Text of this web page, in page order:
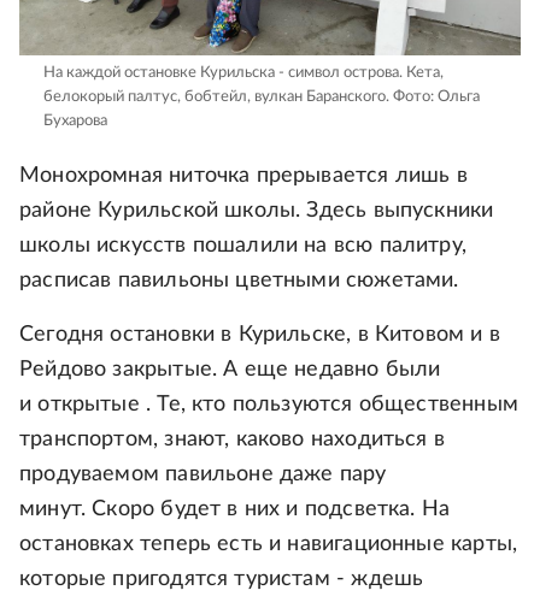
На каждой остановке Курильска - символ острова. Кета,
белокорый палтус, бобтейл, вулкан Баранского. Фото: Ольга
Бухарова
Монохромная ниточка прерывается лишь в
районе Курильской школы. Здесь выпускники
школы искусств пошалили на всю палитру,
расписав павильоны цветными сюжетами.
Сегодня остановки в Курильске, в Китовом и в
Рейдово закрытые. А еще недавно были
и открытые . Те, кто пользуются общественным
транспортом, знают, каково находиться в
продуваемом павильоне даже пару
минут. Скоро будет в них и подсветка. На
остановках теперь есть и навигационные карты,
которые пригодятся туристам - ждешь